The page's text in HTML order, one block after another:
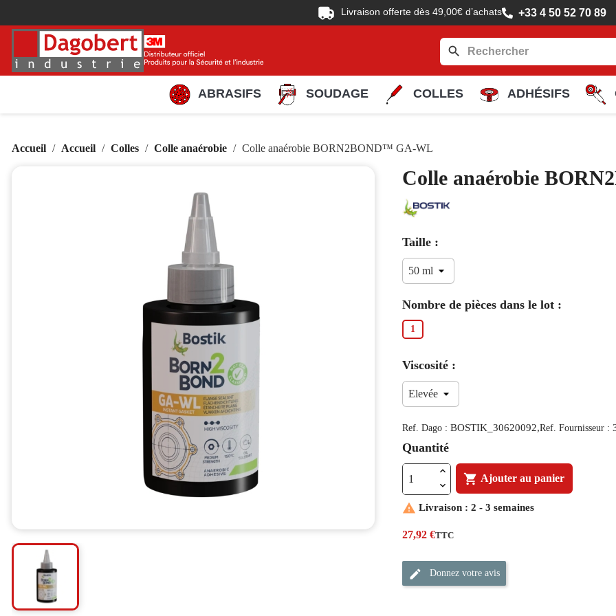
Livraison offerte dès 49,00€ d’achats +33 4 50 52 70 89
search
ABRASIFS SOUDAGE COLLES ADHÉSIFS
Accueil Accueil Colles Colle anaérobie Colle anaérobie BORN2BOND™ GA-WL
Colle anaérobie
Taille :
Nombre de pièces dans le lot :
1
Viscosité :
Ref. Dago : BOSTIK_30620092,Ref. Fournisseur :
Quantité
 Ajouter au panier
 Livraison : 2 - 3 semaines
27,92 €TTC
Donnez votre avis